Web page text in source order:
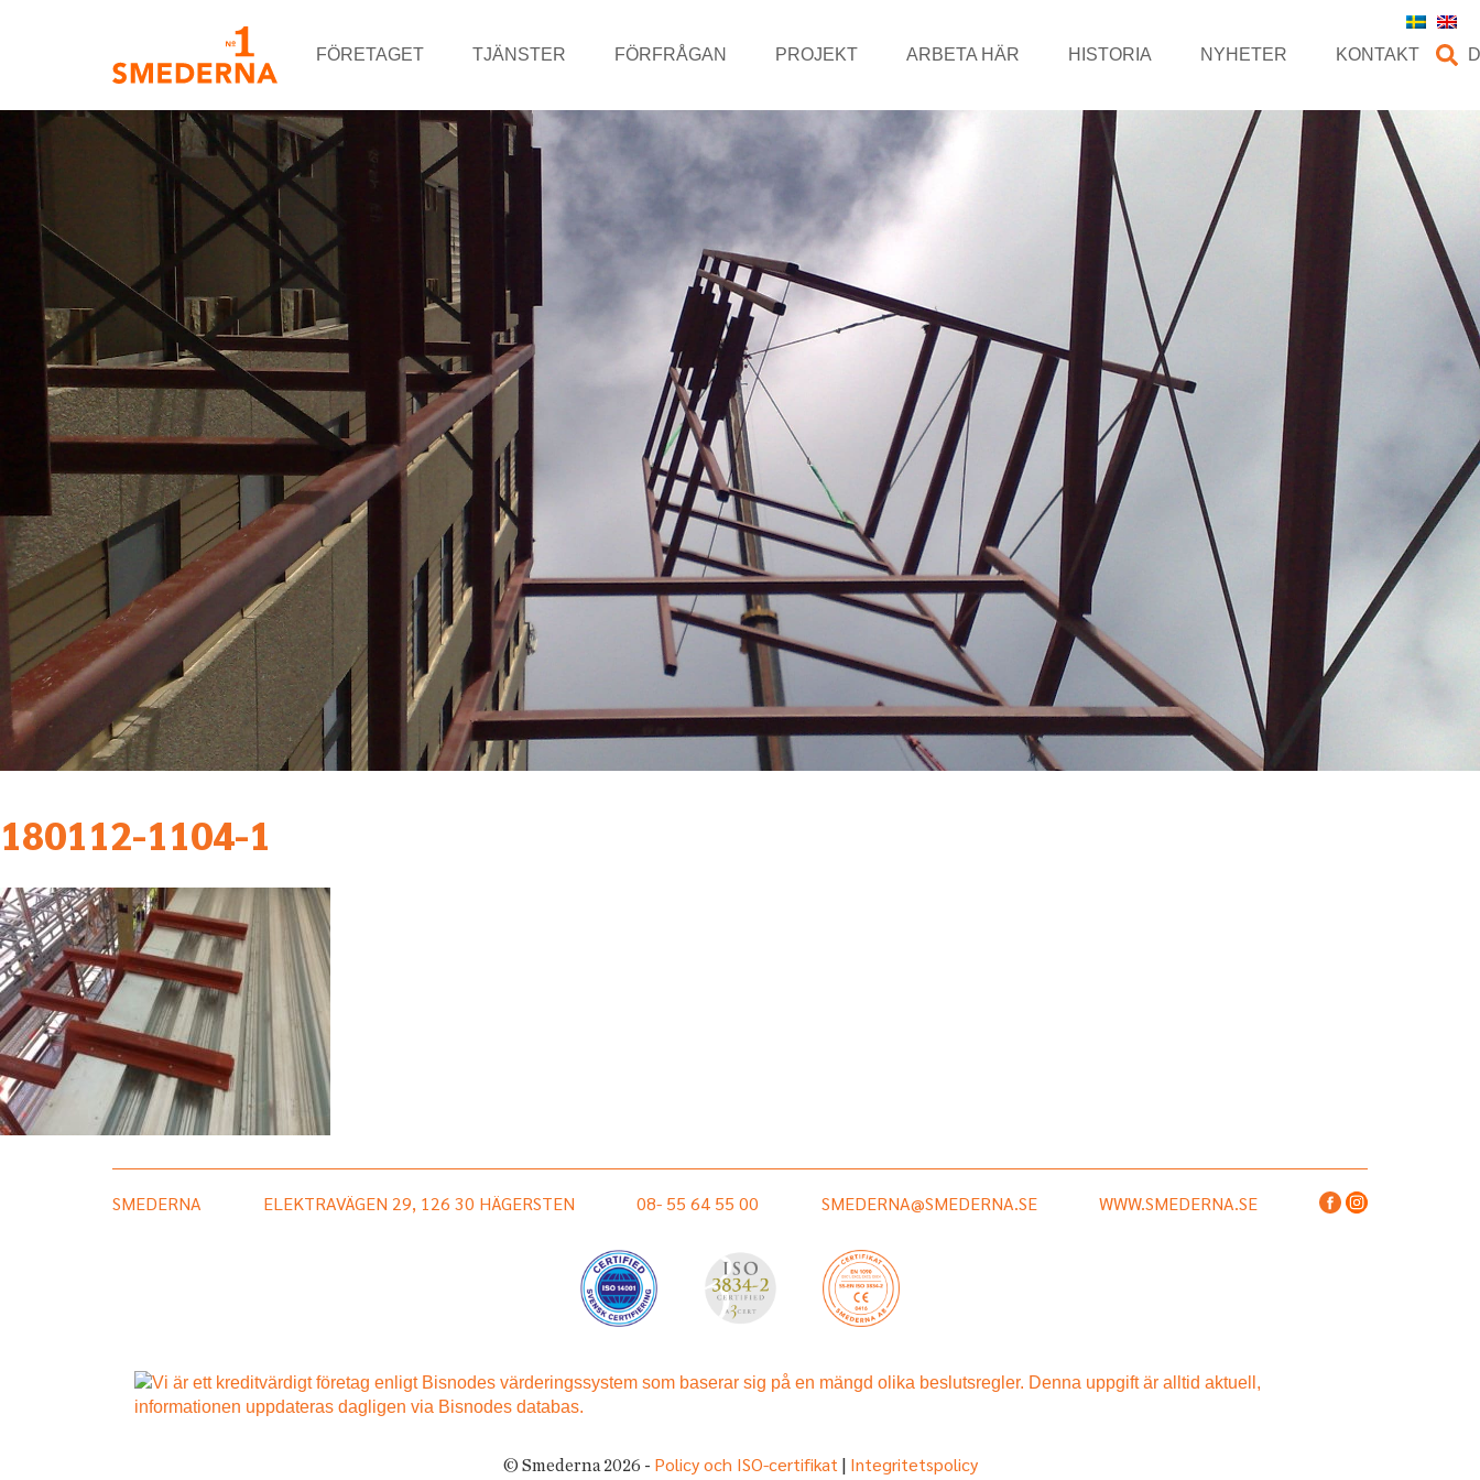
FÖRETAGET TJÄNSTER FÖRFRÅGAN PROJEKT ARBETA HÄR HISTORIA NYHETER KONTAKT
180112-1104-1
SMEDERNA ELEKTRAVÄGEN 29, 126 30 HÄGERSTEN 08- 55 64 55 00 SMEDERNA@SMEDERNA.SE WWW.SMEDERNA.SE
© Smederna 2026 - Policy och ISO-certifikat Integritetspolicy